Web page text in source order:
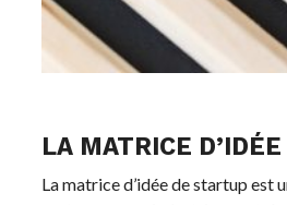
LA MATRICE
La matrice d’idée de startup est